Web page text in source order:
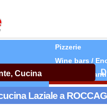
Pizzerie
Wine bars /
Tutti Ristoranti
Laziale a